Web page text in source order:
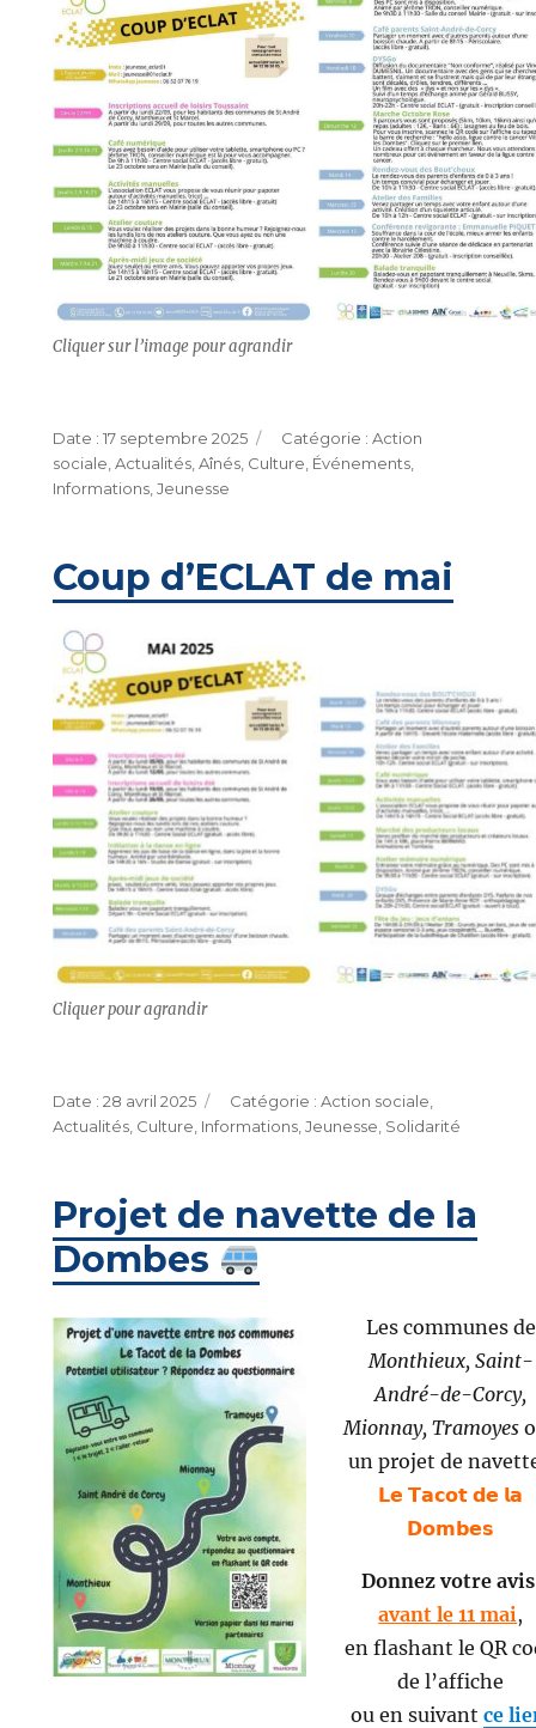
Cliquer sur l’image pour agrandir
Publié
le
17 septembre 2025 Catégories
Action
sociale Actualités, Aînés, Culture Événements,
Informations, Jeunesse
Coup d’ECLAT de mai
Cliquer pour agrandir
Publié
le
28 avril 2025 Catégories
Action sociale
Actualités, Culture Informations, Jeunesse Solidarité
Projet de navette de la
Dombes
Les communes de
Monthieux, Saint-
André-de-Corcy,
Mionnay, Tramoyes
un projet de
𝗟𝗲 𝗧𝗮𝗰𝗼𝘁 𝗱𝗲 𝗹𝗮
𝗗𝗼𝗺𝗯𝗲𝘀
Donnez votre
avant le 11 mai ,
en flashant le QR
de l’affiche
ou en suivantce